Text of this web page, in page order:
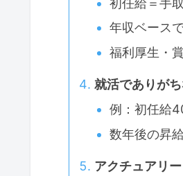
初任給＝手
年収ベース
福利厚生・
就活でありが
例：初任給
数年後の昇
アクチュアリ